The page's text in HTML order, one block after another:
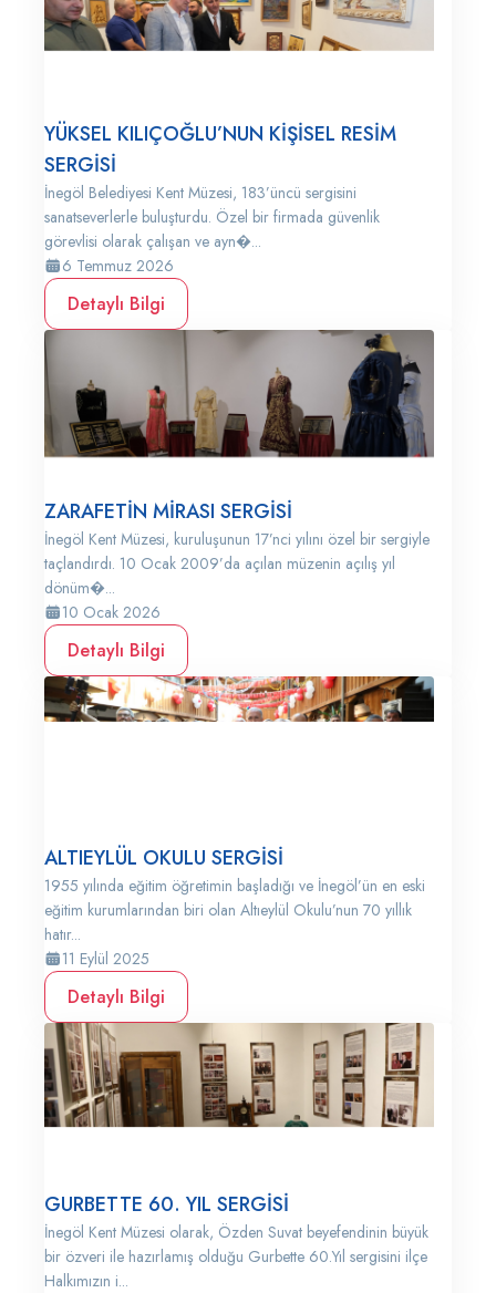
YÜKSEL KILIÇOĞLU’NUN KİŞİSEL RESİM
SERGİSİ
İnegöl Belediyesi Kent Müzesi, 183’üncü sergisini
sanatseverlerle buluşturdu. Özel bir firmada güvenlik
görevlisi olarak çalışan ve ayn�...
6 Temmuz 2026
Detaylı Bilgi
ZARAFETİN MİRASI SERGİSİ
İnegöl Kent Müzesi, kuruluşunun 17’nci yılını özel bir sergiyle
taçlandırdı. 10 Ocak 2009’da açılan müzenin açılış yıl
dönüm�...
10 Ocak 2026
Detaylı Bilgi
ALTIEYLÜL OKULU SERGİSİ
1955 yılında eğitim öğretimin başladığı ve İnegöl’ün en eski
eğitim kurumlarından biri olan Altıeylül Okulu’nun 70 yıllık
hatır...
11 Eylül 2025
Detaylı Bilgi
GURBETTE 60. YIL SERGİSİ
İnegöl Kent Müzesi olarak, Özden Suvat beyefendinin büyük
bir özveri ile hazırlamış olduğu Gurbette 60.Yıl sergisini ilçe
Halkımızın i...